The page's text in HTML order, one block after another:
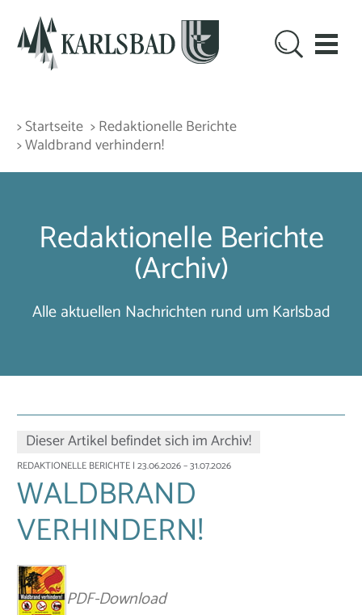
> Startseite > Redaktionelle Berichte
> Waldbrand verhindern!
Redaktionelle Berichte
(Archiv)
Alle aktuellen Nachrichten rund um Karlsbad
Dieser Artikel befindet sich im Archiv!
REDAKTIONELLE BERICHTE | 23.06.2026 – 31.07.2026
WALDBRAND
VERHINDERN!
PDF-Download